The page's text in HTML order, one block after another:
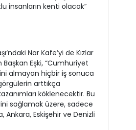
insanların kenti olacak”
Nar Kafe’yi de Kızlar
Eşki, “Cumhuriyet
almayan hiçbir iş sonuca
arttıkça
köklenecektir. Bu
sağlamak üzere, sadece
Ankara, Eskişehir ve Denizli